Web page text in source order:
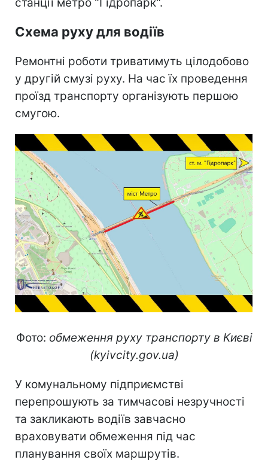
Схема руху для водіїв
Ремонтні роботи триватимуть цілодобово
у другій смузі руху. На час їх проведення
проїзд транспорту організують першою
смугою.
Фото: обмеження руху транспорту в Києві
(kyivcity.gov.ua)
У комунальному підприємстві
перепрошують за тимчасові незручності
та закликають водіїв завчасно
враховувати обмеження під час
планування своїх маршрутів.